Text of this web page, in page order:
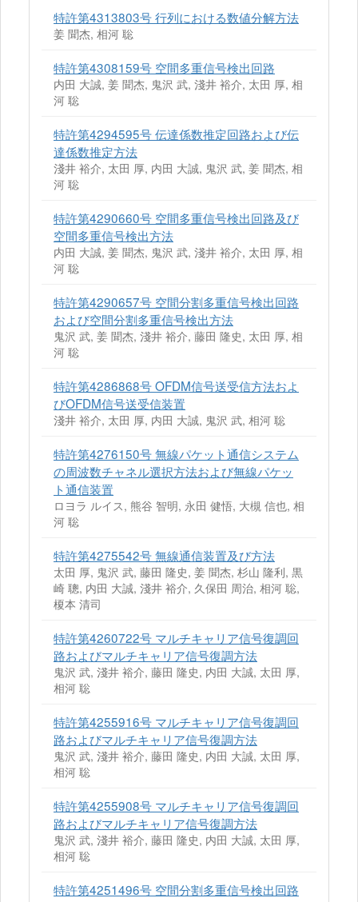
特許第4313803号 行列における数値分解方法
姜 聞杰, 相河 聡
特許第4308159号 空間多重信号検出回路
内田 大誠, 姜 聞杰, 鬼沢 武, 淺井 裕介, 太田 厚, 相
河 聡
特許第4294595号 伝達係数推定回路および伝
達係数推定方法
淺井 裕介, 太田 厚, 内田 大誠, 鬼沢 武, 姜 聞杰, 相
河 聡
特許第4290660号 空間多重信号検出回路及び
空間多重信号検出方法
内田 大誠, 姜 聞杰, 鬼沢 武, 淺井 裕介, 太田 厚, 相
河 聡
特許第4290657号 空間分割多重信号検出回路
および空間分割多重信号検出方法
鬼沢 武, 姜 聞杰, 淺井 裕介, 藤田 隆史, 太田 厚, 相
河 聡
特許第4286868号 OFDM信号送受信方法およ
びOFDM信号送受信装置
淺井 裕介, 太田 厚, 内田 大誠, 鬼沢 武, 相河 聡
特許第4276150号 無線パケット通信システム
の周波数チャネル選択方法および無線パケッ
ト通信装置
ロヨラ ルイス, 熊谷 智明, 永田 健悟, 大槻 信也, 相
河 聡
特許第4275542号 無線通信装置及び方法
太田 厚, 鬼沢 武, 藤田 隆史, 姜 聞杰, 杉山 隆利, 黒
崎 聰, 内田 大誠, 淺井 裕介, 久保田 周治, 相河 聡,
榎本 清司
特許第4260722号 マルチキャリア信号復調回
路およびマルチキャリア信号復調方法
鬼沢 武, 淺井 裕介, 藤田 隆史, 内田 大誠, 太田 厚,
相河 聡
特許第4255916号 マルチキャリア信号復調回
路およびマルチキャリア信号復調方法
鬼沢 武, 淺井 裕介, 藤田 隆史, 内田 大誠, 太田 厚,
相河 聡
特許第4255908号 マルチキャリア信号復調回
路およびマルチキャリア信号復調方法
鬼沢 武, 淺井 裕介, 藤田 隆史, 内田 大誠, 太田 厚,
相河 聡
特許第4251496号 空間分割多重信号検出回路